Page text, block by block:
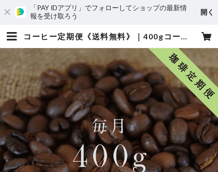
「PAY IDアプリ」でフォローしてショップの最新情
報を受け取ろう
開く
コーヒー定期便《送料無料》｜400gコース | こめじるし